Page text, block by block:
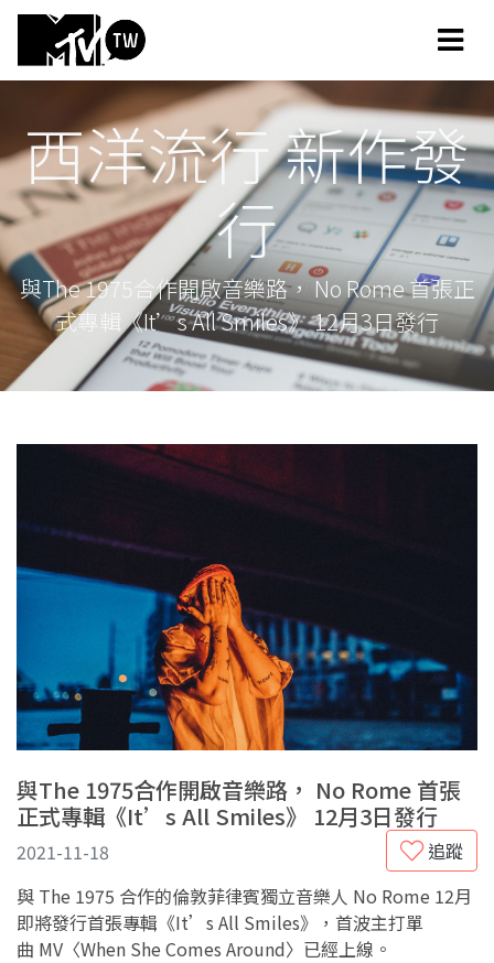
西洋流行 新作發
行
與The 1975合作開啟音樂路， No Rome 首張正
式專輯《It’s All Smiles》 12月3日發行
與The 1975合作開啟音樂路， No Rome 首張
正式專輯《It’s All Smiles》 12月3日發行
追蹤
2021-11-18
與 The 1975 合作的倫敦菲律賓獨立音樂人 No Rome 12月
即將發行首張專輯《It’s All Smiles》，首波主打單
曲 MV〈When She Comes Around〉已經上線。